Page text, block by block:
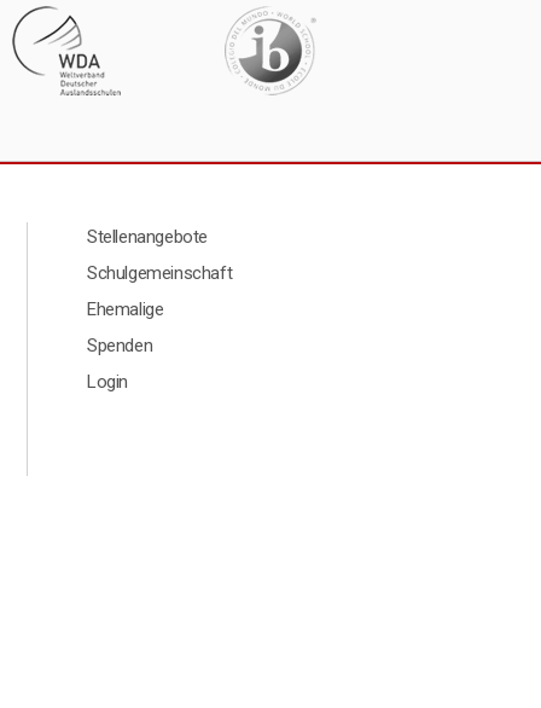
Menú segundario Footer Aleman
Stellenangebote
Schulgemeinschaft
Ehemalige
Spenden
Login